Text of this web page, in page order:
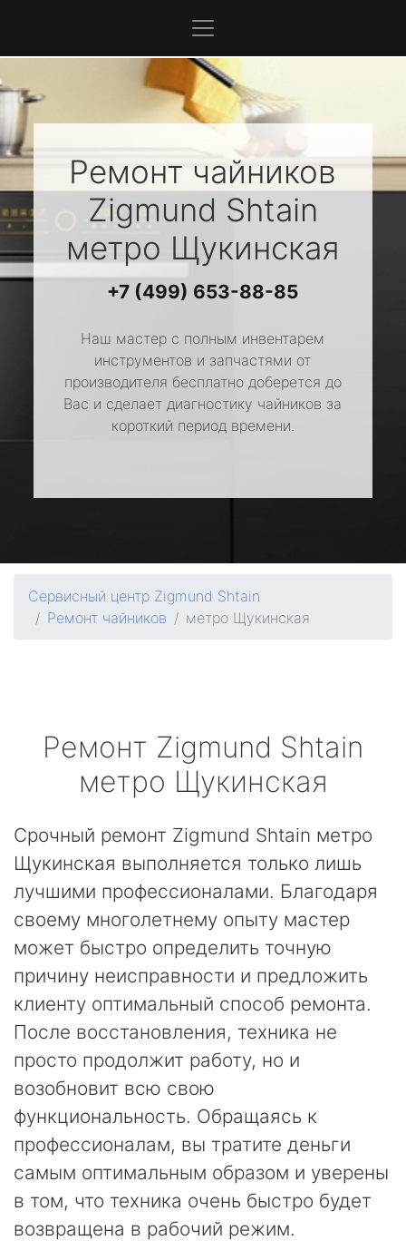
Ремонт чайников
Zigmund Shtain
метро Щукинская
+7 (499) 653-88-85
Наш мастер с полным инвентарем
инструментов и запчастями от
производителя бесплатно доберется до
Вас и сделает диагностику чайников за
короткий период времени.
Сервисный центр Zigmund Shtain
Ремонт чайников
метро Щукинская
Ремонт Zigmund Shtain
метро Щукинская
Срочный ремонт Zigmund Shtain метро
Щукинская выполняется только лишь
лучшими профессионалами. Благодаря
своему многолетнему опыту мастер
может быстро определить точную
причину неисправности и предложить
клиенту оптимальный способ ремонта.
После восстановления, техника не
просто продолжит работу, но и
возобновит всю свою
функциональность. Обращаясь к
профессионалам, вы тратите деньги
самым оптимальным образом и уверены
в том, что техника очень быстро будет
возвращена в рабочий режим.